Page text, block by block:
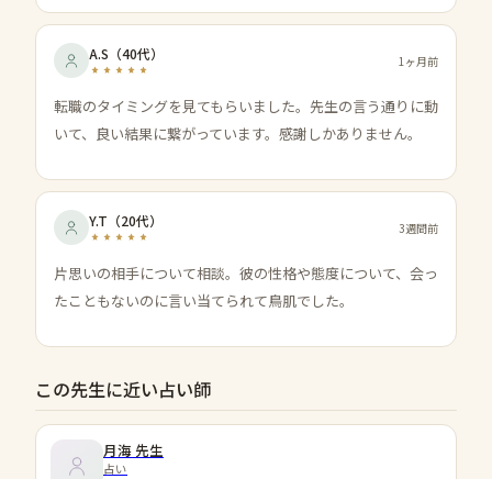
A.S （40代） 1ヶ月前
転職のタイミングを見てもらいました。先生の言う通りに動
いて、良い結果に繋がっています。感謝しかありません。
Y.T （20代） 3週間前
片思いの相手について相談。彼の性格や態度について、会っ
たこともないのに言い当てられて鳥肌でした。
この先生に近い占い師
月海 先生
占い